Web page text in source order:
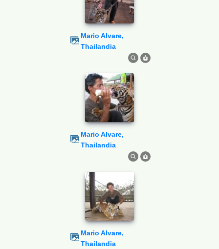
Mario Alvare,
Thailandia
Mario Alvare,
Thailandia
Mario Alvare,
Thailandia